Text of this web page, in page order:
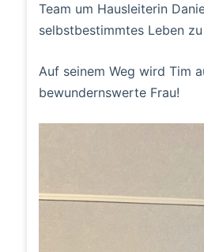
Team um Hausleiterin
selbstbestimmtes Leben
Auf seinem Weg wird Tim
bewundernswerte Frau!